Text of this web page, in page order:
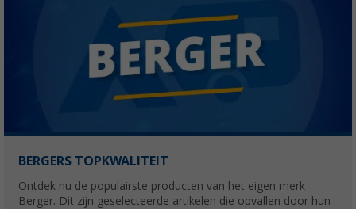
BERGERS TOPKWALITEIT
Ontdek nu de populairste producten van het eigen merk
Berger. Dit zijn geselecteerde artikelen die opvallen door hun